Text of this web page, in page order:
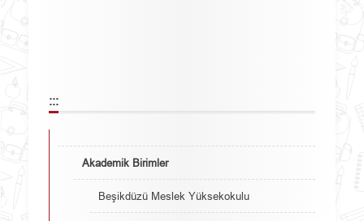
:::
Akademik Birimler
Beşikdüzü Meslek Yüksekokulu